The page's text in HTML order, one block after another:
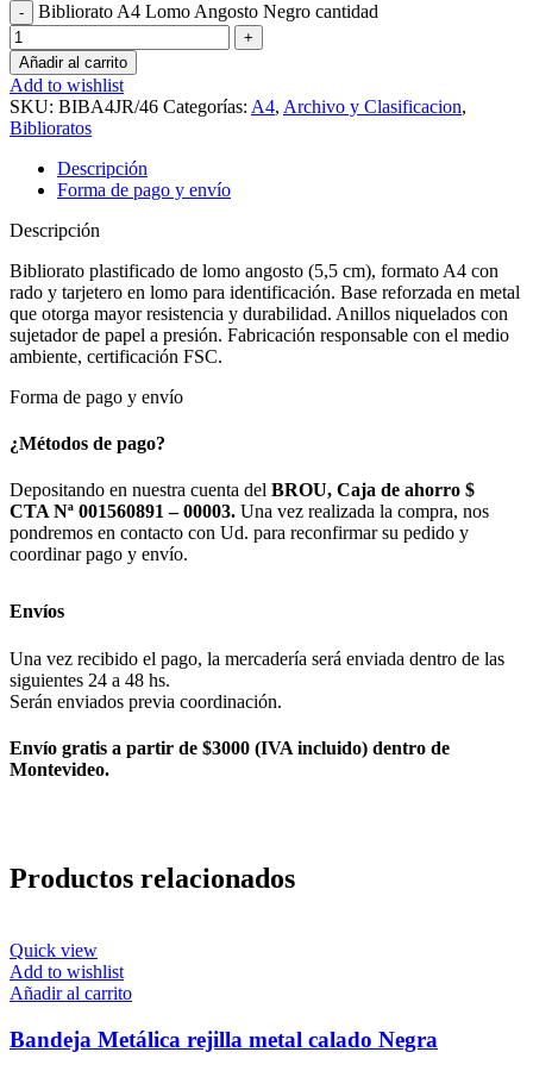
Bibliorato A4 Lomo Angosto Negro cantidad
Añadir al carrito
Add to wishlist
SKU: BIBA4JR/46 Categorías: A4, Archivo y Clasificacion,
Biblioratos
Descripción
Forma de pago y envío
Descripción
Bibliorato plastificado de lomo angosto (5,5 cm), formato A4 con
rado y tarjetero en lomo para identificación. Base reforzada en metal
que otorga mayor resistencia y durabilidad. Anillos niquelados con
sujetador de papel a presión. Fabricación responsable con el medio
ambiente, certificación FSC.
Forma de pago y envío
¿Métodos de pago?
Depositando en nuestra cuenta del BROU, Caja de ahorro $
CTA Nª 001560891 – 00003. Una vez realizada la compra, nos
pondremos en contacto con Ud. para reconfirmar su pedido y
coordinar pago y envío.
Envíos
Una vez recibido el pago, la mercadería será enviada dentro de las
siguientes 24 a 48 hs.
Serán enviados previa coordinación.
Envío gratis a partir de $3000 (IVA incluido) dentro de
Montevideo.
Productos relacionados
Quick view
Add to wishlist
Añadir al carrito
Bandeja Metálica rejilla metal calado Negra